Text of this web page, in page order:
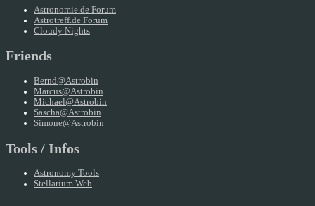
Astronomie.de Forum
Astrotreff.de Forum
Cloudy Nights
Friends
Bernd@Astrobin
Marcus@Astrobin
Michael@Astrobin
Sascha@Astrobin
Simone@Astrobin
Tools / Infos
Astronomy Tools
Stellarium Web